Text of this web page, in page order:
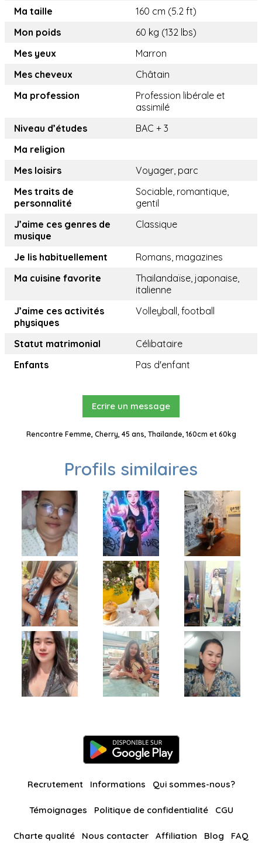
Ma taille
160 cm (5.2 ft)
Mon poids
60 kg (132 lbs)
Mes yeux
Marron
Mes cheveux
Châtain
Ma profession
Profession libérale et
assimilé
Niveau d’études
BAC + 3
Ma religion
Mes loisirs
Voyager, parc
Mes traits de
personnalité
Sociable, romantique,
gentil
J’aime ces genres de
musique
Classique
Je lis habituellement
Romans, magazines
Ma cuisine favorite
Thailandaïse, japonaise,
italienne
J’aime ces activités
physiques
Volleyball, football
Statut matrimonial
Célibataire
Enfants
Pas d'enfant
Ecrire un message
Rencontre Femme, Cherry, 45 ans, Thaïlande, 160cm et 60kg
Profils similaires
Recrutement Informations Qui sommes-nous?
Témoignages Politique de confidentialité CGU
Charte qualité Nous contacter Affiliation Blog FAQ